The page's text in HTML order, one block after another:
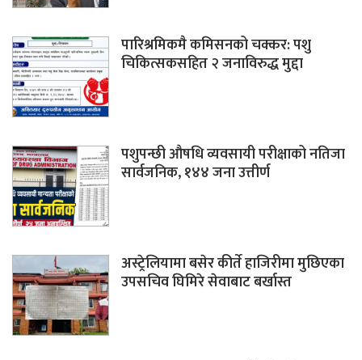
पारिश्रमिकमै कमिसनको चक्कर: पशु
चिकित्सकसहित २ जनाविरुद्ध मुद्दा
पशुपन्छी औषधि व्यवसायी परीक्षाको नतिजा
सार्वजनिक, १४४ जना उत्तीर्ण
अस्ट्रेलियामा बसेर कीर्ते हाजिरीमा मुछिएका
उपसचिव घिमिरे सेवाबाट बर्खास्त